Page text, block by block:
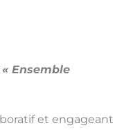
« Ensemble
et engageant